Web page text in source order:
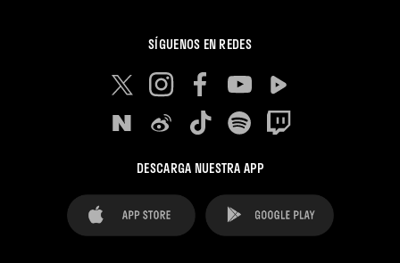
SÍGUENOS EN REDES
DESCARGA NUESTRA APP